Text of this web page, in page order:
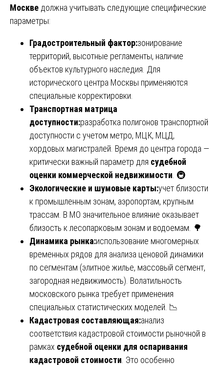
Москве должна учитывать следующие специфические
параметры:
Градостроительный фактор:зонирование
территорий, высотные регламенты, наличие
объектов культурного наследия. Для
исторического центра Москвы применяются
специальные корректировки.
Транспортная матрица
доступности:разработка полигонов транспортной
доступности с учетом метро, МЦК, МЦД,
хордовых магистралей. Время до центра города —
критически важный параметр для судебной
оценки коммерческой недвижимости . 🚇
Экологические и шумовые карты:учет близости
к промышленным зонам, аэропортам, крупным
трассам. В МО значительное влияние оказывает
близость к лесопарковым зонам и водоемам. 🌳
Динамика рынка:использование многомерных
временных рядов для анализа ценовой динамики
по сегментам (элитное жилье, массовый сегмент,
загородная недвижимость). Волатильность
московского рынка требует применения
специальных статистических моделей. 📉
Кадастровая составляющая:анализ
соответствия кадастровой стоимости рыночной в
рамках судебной оценки для оспаривания
кадастровой стоимости . Это особенно